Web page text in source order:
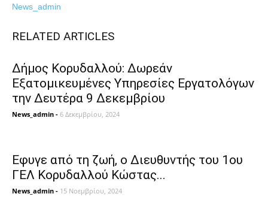
News_admin
RELATED ARTICLES
Δήμος Κορυδαλλού: Δωρεάν
Εξατομικευμένες Υπηρεσίες Eργατολόγων
την Δευτέρα 9 Δεκεμβρίου
News_admin - 6 Δεκεμβρίου, 2024
Εφυγε από τη ζωή, ο Διευθυντής του 1ου
ΓΕΛ Κορυδαλλού Κώστας...
News_admin - 15 Νοεμβρίου, 2024